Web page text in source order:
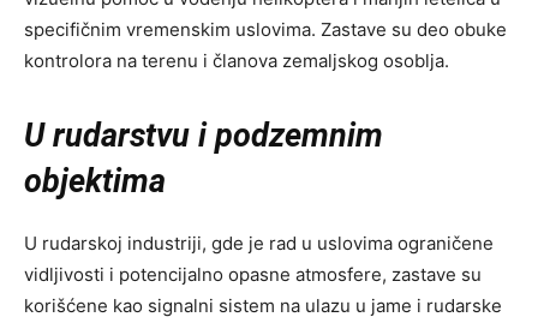
specifičnim vremenskim uslovima. Zastave su deo obuke
kontrolora na terenu i članova zemaljskog osoblja.
U rudarstvu i podzemnim
objektima
U rudarskoj industriji, gde je rad u uslovima ograničene
vidljivosti i potencijalno opasne atmosfere, zastave su
korišćene kao signalni sistem na ulazu u jame i rudarske